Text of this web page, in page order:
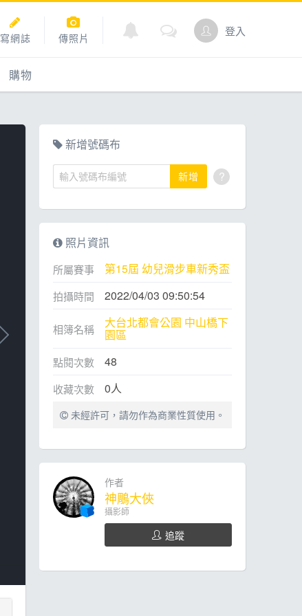
寫網誌 傳照片 登入
購物
點數商城
新增號碼布
新增 ?
照片資訊
所屬賽事 第15屆 幼兒滑步車新秀盃
拍攝時間 2022/04/03 09:50:54
相簿名稱 大台北都會公園 中山橋下
園區
點閱次數 48
收藏次數 0人
未經許可，請勿作為商業性質使用。
作者
神鵰大俠
攝影師
追蹤